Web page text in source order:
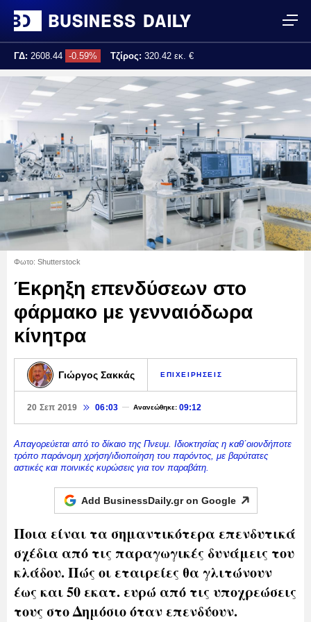
ΓΔ: 2608.44 -0.59% Τζίρος: 320.42 εκ. €
Τελ. ενημέρωση:
Φωτο: Shutterstock
Έκρηξη επενδύσεων στο
φάρμακο με γενναιόδωρα
κίνητρα
Γιώργος Σακκάς ΕΠΙΧΕΙΡΗΣΕΙΣ
20 Σεπ 2019 06:03 Ανανεώθηκε: 09:12
Απαγορεύεται από το δίκαιο της Πνευμ. Ιδιοκτησίας η καθ΄οιονδήποτε
τρόπο παράνομη χρήση/ιδιοποίηση του παρόντος, με βαρύτατες
αστικές και ποινικές κυρώσεις για τον παραβάτη.
Add BusinessDaily.gr on Google
Ποια είναι τα σημαντικότερα επενδυτικά
σχέδια από τις παραγωγικές δυνάμεις του
κλάδου. Πώς οι εταιρείες θα γλιτώνουν
έως και 50 εκατ. ευρώ από τις υποχρεώσεις
τους στο Δημόσιο όταν επενδύουν.